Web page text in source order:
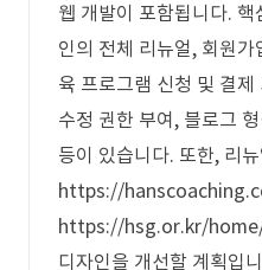
웹 개발이 포함됩니다.
인의 전체 리뉴얼, 회원
육 프로그램 신청 및 결
수정 권한 부여, 블로그
등이 있습니다. 또한, 리
https://
https://hsg.or.kr/home/
디자인을 개선할 계획입